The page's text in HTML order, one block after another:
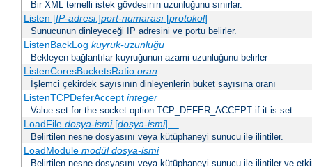
Bir XML temelli istek gövdesinin uzunluğunu sınırlar.
Listen [IP-adresi:]port-numarası[protokol]
Sunucunun dinleyeceği IP adresini ve portu belirler.
ListenBackLog kuyruk-uzunluğu
Bekleyen bağlantılar kuyruğunun azami uzunluğunu belirler
ListenCoresBucketsRatio oran
İşlemci çekirdek sayısının dinleyenlerin buket sayısına oranı
ListenTCPDeferAccept integer
Value set for the socket option TCP_DEFER_ACCEPT if it is set
LoadFile dosya-ismi[dosya-ismi] ...
Belirtilen nesne dosyasını veya kütüphaneyi sunucu ile ilintiler.
LoadModule modül dosya-ismi
Belirtilen nesne dosyasını veya kütüphaneyi sunucu ile ilintiler ve